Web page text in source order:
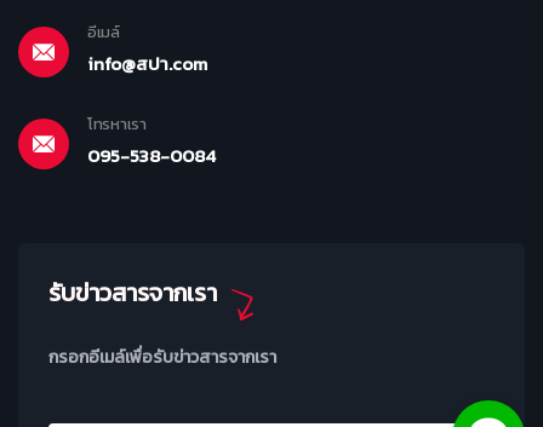
อีเมล์
info@สปา.com
โทรหาเรา
095-538-0084
รับข่าวสารจากเรา
กรอกอีเมล์เพื่อรับข่าวสารจากเรา